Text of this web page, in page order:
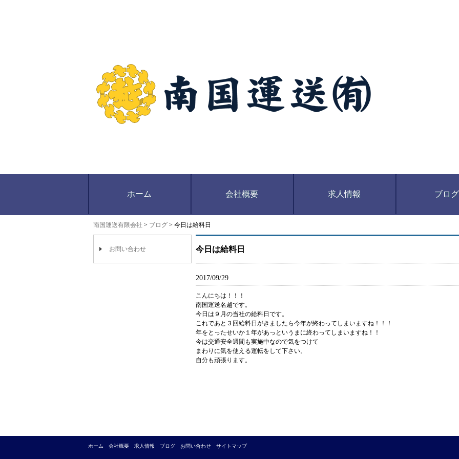
ホーム 会社概要 求人情報 ブログ
南国運送有限会社 > ブログ > 今日は給料日
今日は給料日
2017/09/29
こんにちは！！！
南国運送名越です。
今日は９月の当社の給料日です。
これであと３回給料日がきましたら今年が終わってしまいますね！！！
年をとったせいか１年があっというまに終わってしまいますね！！
今は交通安全週間も実施中なので気をつけて
まわりに気を使える運転をして下さい。
自分も頑張ります。
お問い合わせ
ホーム 会社概要 求人情報 ブログ お問い合わせ サイトマップ